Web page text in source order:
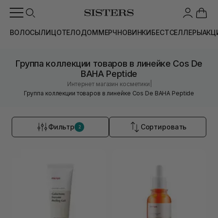
ВОЛОСЫЛИЦОТЕЛОДОММЕРЧНОВИНКИБЕСТСЕЛЛЕРЫ
Группа коллекции товаров в линейке Cos De
BAHA Peptide
Интернет магазин косметики
Группа коллекции товаров в линейке Cos De BAHA Peptide
Фильтр 2 Сортировать